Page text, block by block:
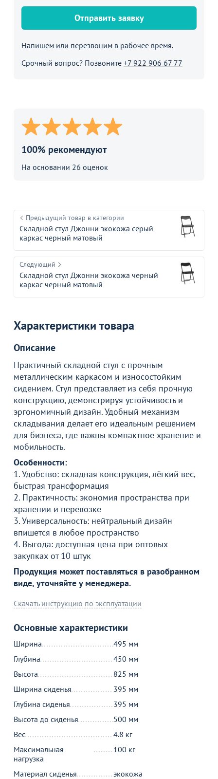
Отправить заявку
Напишем или перезвоним в рабочее время.
Срочный вопрос? Позвоните +7 922 906 67 77
100% рекомендуют
На основании 26 оценок
Предыдущий товар в категории
Складной стул Джонни экокожа серый
каркас черный матовый
Следующий
Складной стул Джонни экокожа черный
каркас черный матовый
Характеристики товара
Описание
Практичный складной стул с прочным
металлическим каркасом и износостойким
сидением. Стул представляет из себя прочную
конструкцию, демонстрируя устойчивость и
эргономичный дизайн. Удобный механизм
складывания делает его идеальным решением
для бизнеса, где важны компактное хранение и
мобильность.
Особенности:
1. Удобство: складная конструкция, лёгкий вес,
быстрая трансформация
2. Практичность: экономия пространства при
хранении и перевозке
3. Универсальность: нейтральный дизайн
впишется в любое пространство
4. Выгода: доступная цена при оптовых
закупках от 10 штук
Продукция может поставляться в разобранном
виде, уточняйте у менеджера.
Скачать инструкцию по эксплуатации
Основные характеристики
Ширина
495 мм
Глубина
450 мм
Высота
825 мм
Ширина сиденья
395 мм
Глубина сиденья
395 мм
Высота до сиденья
500 мм
Вес
4.8 кг
Максимальная
нагрузка
100 кг
Материал сиденья
экокожа
Товар в корзине
Складной стул Джонни экокожа серый каркас
металлик
от 3 090 ₽
В корзине
Продолжить покупки
МИНПРОМТОРГ
от 4 390₽
Стол Лидер 10 с передней
стенкой
МИНПРОМТОРГ
от2 390
Стол Лидер 9, д700, белый,